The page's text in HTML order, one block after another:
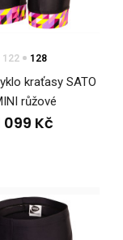
a jsou vyrobeny
122 128
kraťasy SATO
růžové
099 Kč